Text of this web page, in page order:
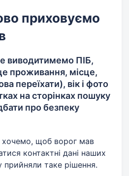
приховуємо
виводитимемо ПІБ,
проживання, місце,
переїхати), вік і фото
на сторінках пошуку
про безпеку
хочемо, щоб ворог мав
контактні дані наших
прийняли таке рішення.